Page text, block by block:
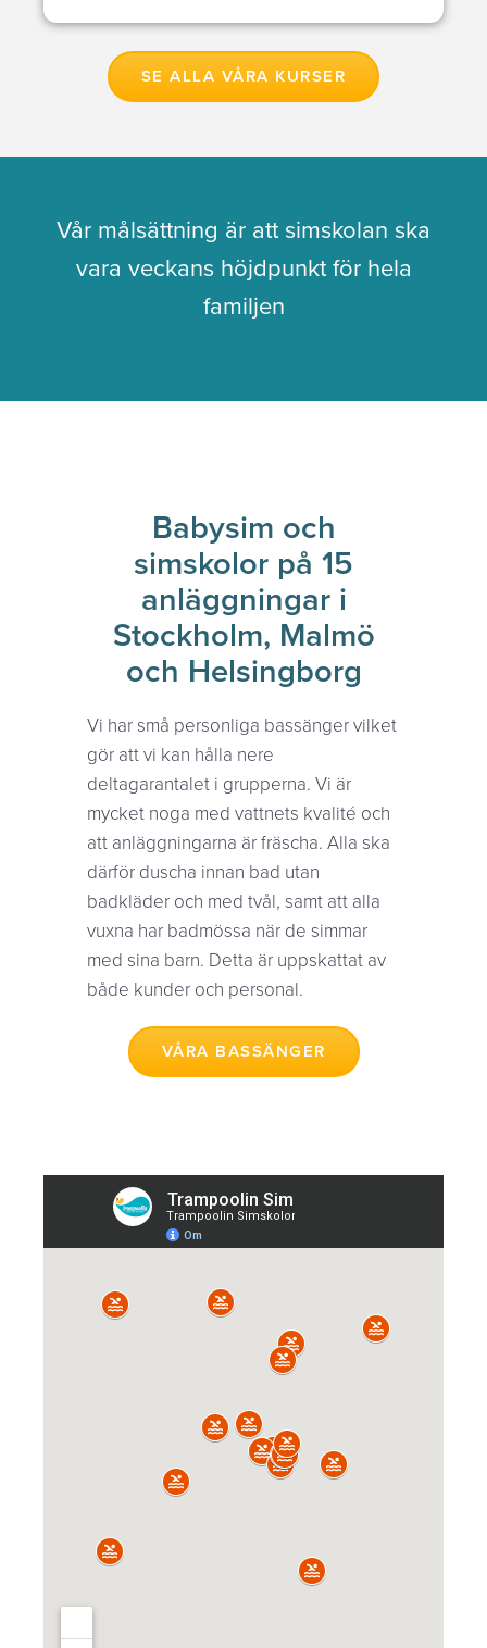
SE ALLA VÅRA KURSER
Vår målsättning är att simskolan ska
vara veckans höjdpunkt för hela
familjen
Babysim och
simskolor på 15
anläggningar i
Stockholm, Malmö
och Helsingborg
Vi har små personliga bassänger vilket
gör att vi kan hålla nere
deltagarantalet i grupperna. Vi är
mycket noga med vattnets kvalité och
att anläggningarna är fräscha. Alla ska
därför duscha innan bad utan
badkläder och med tvål, samt att alla
vuxna har badmössa när de simmar
med sina barn. Detta är uppskattat av
både kunder och personal.
VÅRA BASSÄNGER